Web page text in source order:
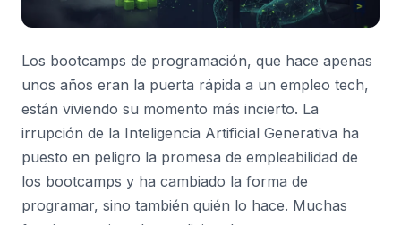
Los bootcamps de programación, que hace apenas
unos años eran la puerta rápida a un empleo tech,
están viviendo su momento más incierto. La
irrupción de la Inteligencia Artificial Generativa ha
puesto en peligro la promesa de empleabilidad de
los bootcamps y ha cambiado la forma de
programar, sino también quién lo hace. Muchas